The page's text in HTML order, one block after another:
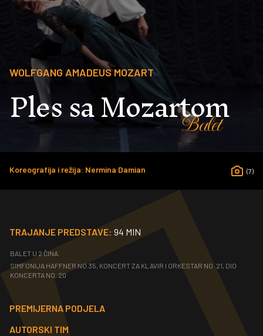
WOLFGANG AMADEUS MOZART
Ples sa Mozartom
Balet
Koreografija i režija: Nermina Damian (7)
TRAJANJE PREDSTAVE: 94 MIN
BALET U 2 ČINA
SIMFONIJA HAFFNER NO.35, KONCERT ZA KLAVIR I ORKESTAR NO. 21, DIO
KONCERTA NO. 20
PREMIJERNA PODJELA
AUTORSKI TIM